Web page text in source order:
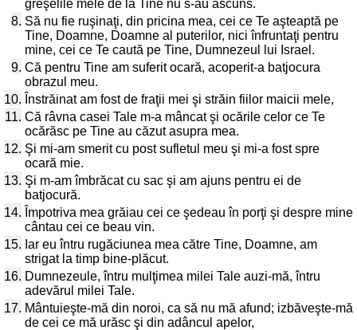
greşelile mele de la Tine nu s-au ascuns.
8. Să nu fie ruşinaţi, din pricina mea, cei ce Te aşteaptă pe
Tine, Doamne, Doamne al puterilor, nici înfruntaţi pentru
mine, cei ce Te caută pe Tine, Dumnezeul lui Israel.
9. Că pentru Tine am suferit ocară, acoperit-a batjocura
obrazul meu.
10. Înstrăinat am fost de fraţii mei şi străin fiilor maicii mele,
11. Că râvna casei Tale m-a mâncat şi ocările celor ce Te
ocărăsc pe Tine au căzut asupra mea.
12. Şi mi-am smerit cu post sufletul meu şi mi-a fost spre
ocară mie.
13. Şi m-am îmbrăcat cu sac şi am ajuns pentru ei de
batjocură.
14. Împotriva mea grăiau cei ce şedeau în porţi şi despre mine
cântau cei ce beau vin.
15. Iar eu întru rugăciunea mea către Tine, Doamne, am
strigat la timp bine-plăcut.
16. Dumnezeule, întru mulţimea milei Tale auzi-mă, întru
adevărul milei Tale.
17. Mântuieşte-mă din noroi, ca să nu mă afund; izbăveşte-mă
de cei ce mă urăsc şi din adâncul apelor,